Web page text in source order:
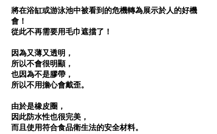
將在浴缸或游泳池中被看到的危機轉為展示於人的好機
會！
從此不再需要用毛巾遮擋了！
因為又薄又透明，
所以不會很明顯，
也因為不是膠帶，
所以不用擔心會戴歪。
由於是橡皮圈，
因此防水性也很完美，
而且使用符合食品衛生法的安全材料。